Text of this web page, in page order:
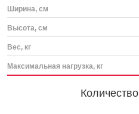
Ширина, см
Высота, см
Вес, кг
Максимальная нагрузка, кг
Количество